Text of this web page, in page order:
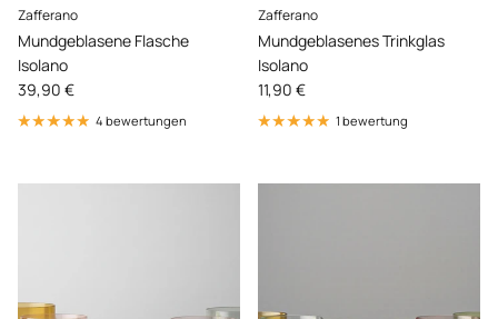
Zafferano
Mundgeblasene Flasche
Isolano
Normaler Preis
39,90 €
4 bewertungen
Zafferano
Mundgeblasenes Trinkglas
Isolano
Normaler Preis
11,90 €
1 bewertung